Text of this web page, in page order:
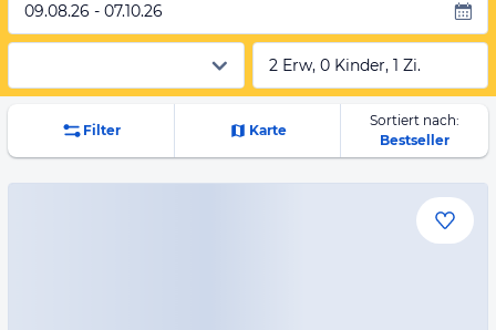
09.08.26 - 07.10.26
2 Erw, 0 Kinder, 1 Zi.
Filter Karte
Sortiert nach:
Bestseller